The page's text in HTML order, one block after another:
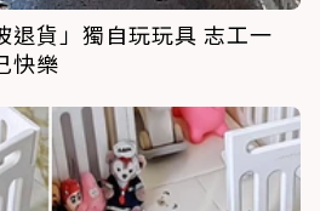
退貨」獨自玩玩具 志工一
快樂